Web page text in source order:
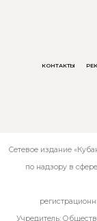
КОНТАКТЫ
Сетевое издание
по надзору в
Учредитель: